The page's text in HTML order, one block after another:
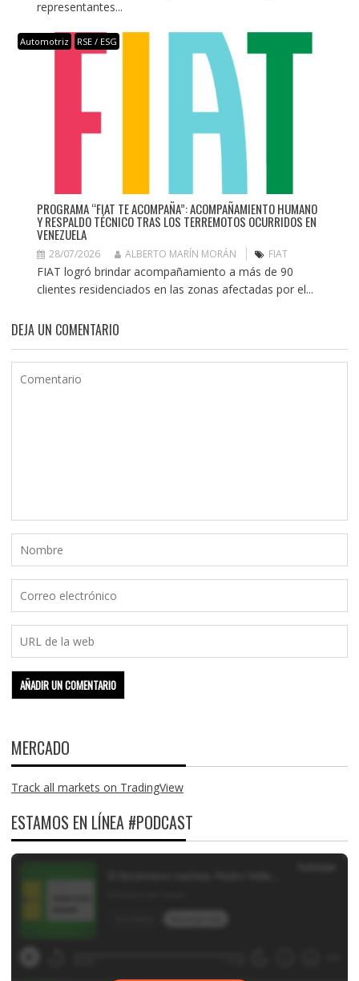
representantes...
Automotriz RSE / ESG
PROGRAMA “FIAT TE ACOMPAÑA”: ACOMPAÑAMIENTO HUMANO
Y RESPALDO TÉCNICO TRAS LOS TERREMOTOS OCURRIDOS EN
VENEZUELA
28/07/2026 ALBERTO MARÍN MORÁN FIAT
FIAT logró brindar acompañamiento a más de 90
clientes residenciados en las zonas afectadas por el...
DEJA UN COMENTARIO
MERCADO
Track all markets on TradingView
ESTAMOS EN LÍNEA #PODCAST